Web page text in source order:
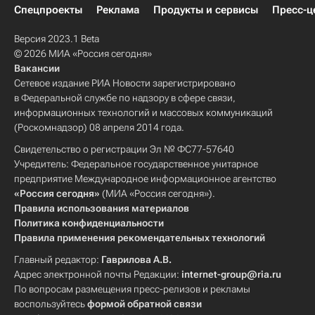
Спецпроекты
Реклама Продукты и сервисы Пресс-
Версия 2023.1 Beta
© 2026 МИА «Россия сегодня»
Вакансии
Сетевое издание РИА Новости зарегистрировано
в Федеральной службе по надзору в сфере связи,
информационных технологий и массовых коммуникаций
(Роскомнадзор) 08 апреля 2014 года.
Свидетельство о регистрации Эл № ФС77-57640
Учредитель: Федеральное государственное унитарное
предприятие Международное информационное агентство
«Россия сегодня» (МИА «Россия сегодня»).
Правила использования материалов
Политика конфиденциальности
Правила применения рекомендательных технологий
Главный редактор: Гаврилова А.В.
Адрес электронной почты Редакции: internet-group@ria.ru
По вопросам размещения пресс-релизов и рекламы
воспользуйтесьформой обратной связи